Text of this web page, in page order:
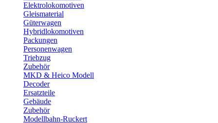
Elektrolokomotiven
Gleismaterial
Güterwagen
Hybridlokomotiven
Packungen
Personenwagen
Triebzug
Zubehör
MKD & Heico Modell
Decoder
Ersatzteile
Gebäude
Zubehör
Modellbahn-Ruckert